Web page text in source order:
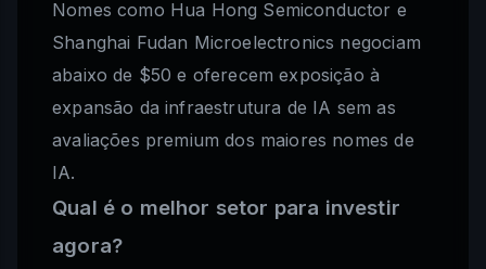
Nomes como Hua Hong Semiconductor e
Shanghai Fudan Microelectronics negociam
abaixo de $50 e oferecem exposição à
expansão da infraestrutura de IA sem as
avaliações premium dos maiores nomes de
IA.
Qual é o melhor setor para investir
agora?